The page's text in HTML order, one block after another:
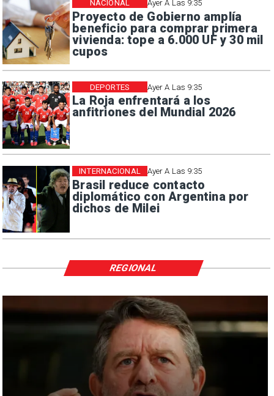
Ayer A Las 9:35
Proyecto de Gobierno amplía
beneficio para comprar primera
vivienda: tope a 6.000 UF y 30 mil
cupos
NACIONAL
Ayer A Las 9:35
La Roja enfrentará a los
anfitriones del Mundial 2026
DEPORTES
Ayer A Las 9:35
Brasil reduce contacto
diplomático con Argentina por
dichos de Milei
INTERNACIONAL
REGIONAL